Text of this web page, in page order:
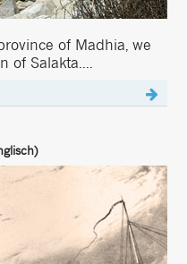
of Madhia, we
Salakta....